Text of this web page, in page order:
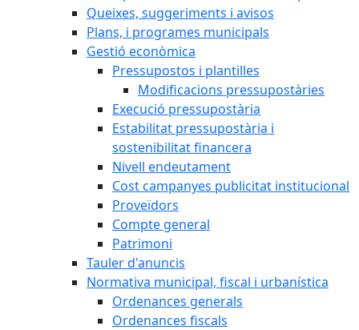
Queixes, suggeriments i avisos
Plans, i programes municipals
Gestió econòmica
Pressupostos i plantilles
Modificacions pressupostàries
Execució pressupostària
Estabilitat pressupostària i
sostenibilitat financera
Nivell endeutament
Cost campanyes publicitat institucional
Proveïdors
Compte general
Patrimoni
Tauler d'anuncis
Normativa municipal, fiscal i urbanística
Ordenances generals
Ordenances fiscals